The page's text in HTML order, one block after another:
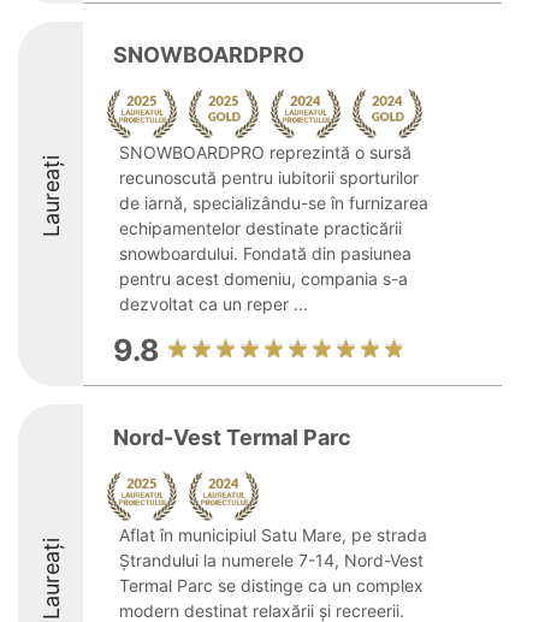
Laureați
SNOWBOARDPRO
SNOWBOARDPRO reprezintă o sursă
recunoscută pentru iubitorii sporturilor
de iarnă, specializându-se în furnizarea
echipamentelor destinate practicării
snowboardului. Fondată din pasiunea
pentru acest domeniu, compania s-a
dezvoltat ca un reper ...
9.8
Laureați
Nord-Vest Termal Parc
Aflat în municipiul Satu Mare, pe strada
Ștrandului la numerele 7-14, Nord-Vest
Termal Parc se distinge ca un complex
modern destinat relaxării și recreerii.